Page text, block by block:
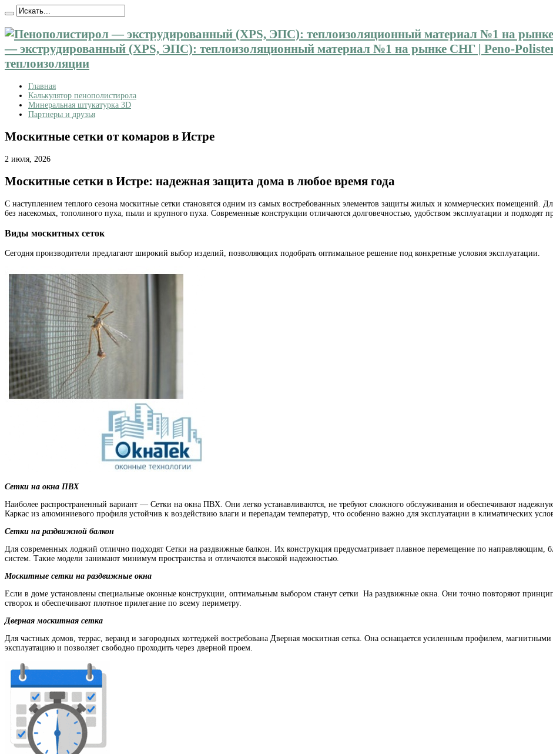
— экструдированный (XPS, ЭПС): теплоизоляционный материал №1 на рынке СНГ | Peno-
теплоизоляции
Главная
Калькулятор пенополистирола
Минеральная штукатурка 3D
Партнеры и друзья
Москитные сетки от комаров в Истре
2 июля, 2026
Москитные сетки в Истре: надежная защита дома в любое время года
С наступлением теплого сезона москитные сетки становятся одним из самых востребованных элементов защиты жилых и коммерческих помещений.
без насекомых, тополиного пуха, пыли и крупного пуха. Современные конструкции отличаются долговечностью, удобством эксплуатации и подходят
Виды москитных сеток
Сегодня производители предлагают широкий выбор изделий, позволяющих подобрать оптимальное решение под конкретные условия эксплуатации.
Сетки на окна ПВХ
Наиболее распространенный вариант — Сетки на окна ПВХ. Они легко устанавливаются, не требуют сложного обслуживания и обеспечивают
Каркас из алюминиевого профиля устойчив к воздействию влаги и перепадам температур, что особенно важно для эксплуатации в климатических
Сетки на раздвижной балкон
Для современных лоджий отлично подходят Сетки на раздвижные балкон. Их конструкция предусматривает плавное перемещение по направляющим,
систем. Такие модели занимают минимум пространства и отличаются высокой надежностью.
Москитные сетки на раздвижные окна
Если в доме установлены специальные оконные конструкции, оптимальным выбором станут сетки На раздвижные окна. Они точно повторяют
створок и обеспечивают плотное прилегание по всему периметру.
Дверная москитная сетка
Для частных домов, террас, веранд и загородных коттеджей востребована Дверная москитная сетка. Она оснащается усиленным профилем,
эксплуатацию и позволяет свободно проходить через дверной проем.